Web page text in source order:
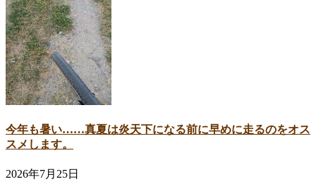
今年も暑い……真夏は炎天下になる前に早めに走るのをオス
スメします。
2026年7月25日